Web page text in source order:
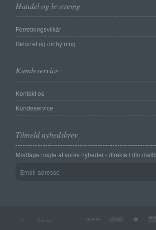
Handel og levereing
Forretningsvilkår
Returret og ombytning
Kundeservice
Kontakt os
Kundeservice
Tilmeld nyhedsbrev
Modtage nogle af vores nyheder - direkte i din
adresse